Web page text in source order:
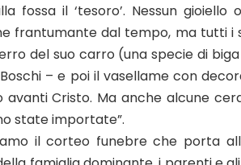
fossa il ‘tesoro’. Nessun
frantumante dal tempo, ma tutti i
del suo carro (una specie di
– e poi il vasellame con
avanti Cristo. Ma anche alcune
state importate”.
il corteo funebre che porta